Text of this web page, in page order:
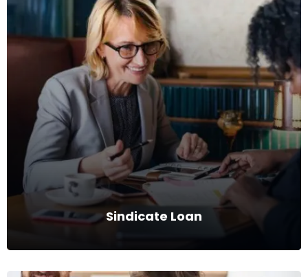
Funding
Captação de recursos financeiros via Venture Capital ou
Private Equity.
Ver mais
Sindicate Loan